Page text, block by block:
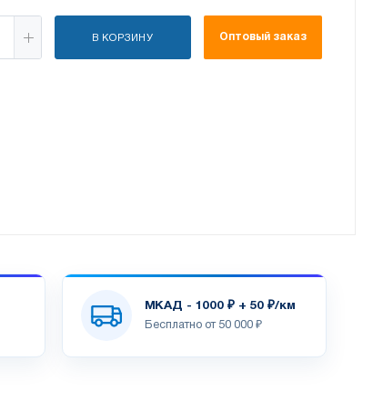
В КОРЗИНУ Оптовый заказ
МКАД - 1000 ₽ + 50 ₽/км
Бесплатно от 50 000 ₽